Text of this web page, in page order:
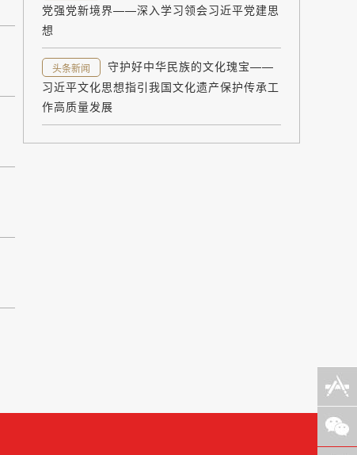
党强党新境界——深入学习领会习近平党建思
想
头条新闻
守护好中华民族的文化瑰宝——
习近平文化思想指引我国文化遗产保护传承工
作高质量发展
公众
账号
意见
反馈